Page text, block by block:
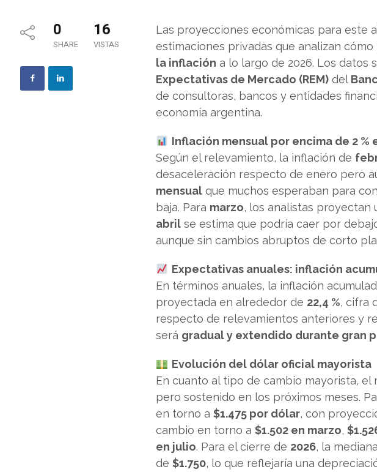
0
SHARE
16
VISTAS
Las proyecciones económicas para este
estimaciones privadas que analizan
la inflación a lo largo de 2026. Los datos
Expectativas de Mercado (REM) del
de consultoras, bancos y entidades
economía argentina.
Inflación mensual por encima de 2 %
Según el relevamiento, la inflación de
desaceleración respecto de enero pero
mensual que muchos esperaban para
baja. Para marzo, los analistas proyectan
abril se estima que podría caer por
aunque sin cambios abruptos de corto
Expectativas anuales: inflación
En términos anuales, la inflación
proyectada en alrededor de 22,4 %, cifra
respecto de relevamientos anteriores y
será gradual y extendido durante gran
Evolución del dólar oficial mayorista
En cuanto al tipo de cambio mayorista,
pero sostenido en los próximos meses.
en torno a$1.475 por dólar, con
cambio en torno a$1.502 en marzo,
en julio. Para el cierre de 2026, la
de$1.750, lo que reflejaría una